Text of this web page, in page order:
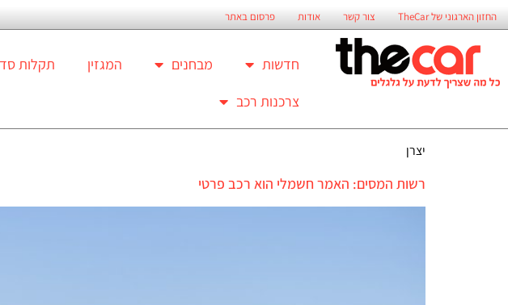
החזון הארגוני של TheCar צור קשר אודות פרסום באתר
חדשות מבחנים המגזין תקלות
צרכנות רכב
יצרן
רשות המסים: האמר חשמלי הוא רכב פרטי